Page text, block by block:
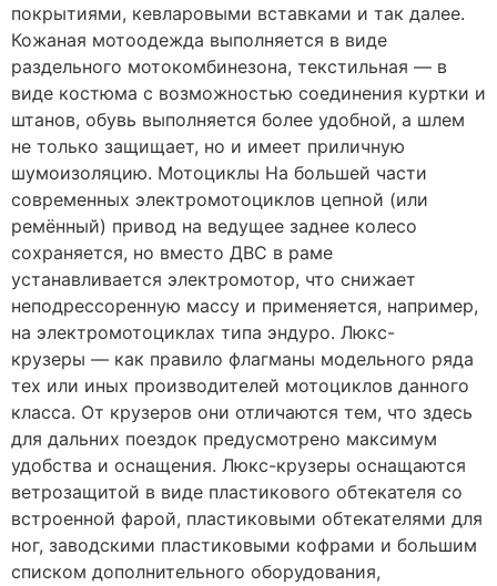
покрытиями, кевларовыми вставками и так далее.
Кожаная мотоодежда выполняется в виде
раздельного мотокомбинезона, текстильная — в
виде костюма с возможностью соединения куртки и
штанов, обувь выполняется более удобной, а шлем
не только защищает, но и имеет приличную
шумоизоляцию. Мотоциклы На большей части
современных электромотоциклов цепной (или
ремённый) привод на ведущее заднее колесо
сохраняется, но вместо ДВС в раме
устанавливается электромотор, что снижает
неподрессоренную массу и применяется, например,
на электромотоциклах типа эндуро. Люкс-
крузеры — как правило флагманы модельного ряда
тех или иных производителей мотоциклов данного
класса. От крузеров они отличаются тем, что здесь
для дальних поездок предусмотрено максимум
удобства и оснащения. Люкс-крузеры оснащаются
ветрозащитой в виде пластикового обтекателя со
встроенной фарой, пластиковыми обтекателями для
ног, заводскими пластиковыми кофрами и большим
списком дополнительного оборудования,